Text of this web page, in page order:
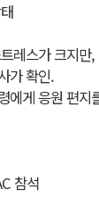
레스가 크지만
가 확인.
에게 응원 편지
참석